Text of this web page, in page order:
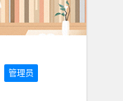
管理员